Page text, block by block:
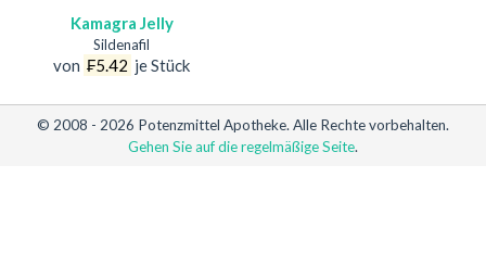
Kamagra Jelly
Sildenafil
von ₣5.42 je Stück
© 2008 - 2026 Potenzmittel Apotheke. Alle Rechte vorbehalten.
Gehen Sie auf die regelmäßige Seite.